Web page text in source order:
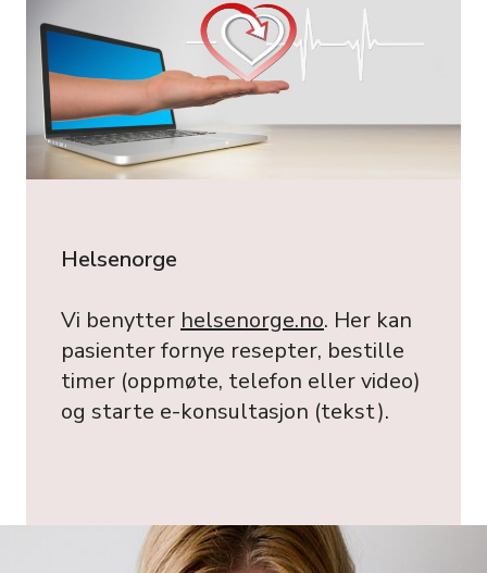
Helsenorge
Vi benytter helsenorge.no. Her kan
pasienter fornye resepter, bestille
timer (oppmøte, telefon eller video)
og starte e-konsultasjon (tekst).